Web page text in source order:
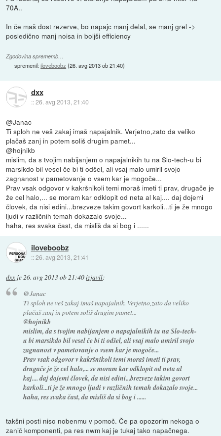
70A..
In če maš dost rezerve, bo napajc manj delal, se manj grel ->
posledično manj noisa in boljši efficiency
Zgodovina sprememb…
spremenil:iloveboobz (26. avg 2013 ob 21:40)
dxx
::26. avg 2013, 21:40
@Janac
Ti sploh ne veš zakaj imaš napajalnik. Verjetno,zato da veliko
plačaš zanj in potem soliš drugim pamet...
@hojnikb
mislim, da s tvojim nabijanjem o napajalnikih tu na Slo-tech-u bi
marsikdo bil vesel če bi ti odšel, ali vsaj malo umiril svojo
zagnanost v pametovanje o vsem kar je mogoče...
Prav vsak odgovor v kakršnikoli temi moraš imeti ti prav, drugače je
že cel halo,... se moram kar odklopit od neta al kaj.... daj dojemi
človek, da nisi edini...brezveze takim govort karkoli...ti je že mnogo
ljudi v različnih temah dokazalo svoje...
haha, res svaka čast, da misliš da si bog i ......
iloveboobz
::26. avg 2013, 21:41
dxx je26. avg 2013 ob 21:40izjavil:
@Janac
Ti sploh ne veš zakaj imaš napajalnik. Verjetno,zato da veliko
plačaš zanj in potem soliš drugim pamet...
@hojnikb
mislim, da s tvojim nabijanjem o napajalnikih tu na Slo-tech-
u bi marsikdo bil vesel če bi ti odšel, ali vsaj malo umiril svojo
zagnanost v pametovanje o vsem kar je mogoče...
Prav vsak odgovor v kakršnikoli temi moraš imeti ti prav,
drugače je že cel halo,... se moram kar odklopit od neta al
kaj.... daj dojemi človek, da nisi edini...brezveze takim govort
karkoli...ti je že mnogo ljudi v različnih temah dokazalo svoje...
haha, res svaka čast, da misliš da si bog i ......
takšni posti niso nobenmu v pomoč. Če pa opozorim nekoga o
zanič komponenti, pa res nwm kaj je tukaj tako napačnega.